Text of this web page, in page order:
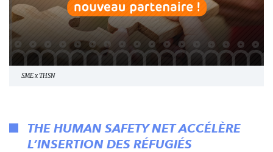
SME x THSN
THE HUMAN SAFETY NET ACCÉLÈRE
L’INSERTION DES RÉFUGIÉS